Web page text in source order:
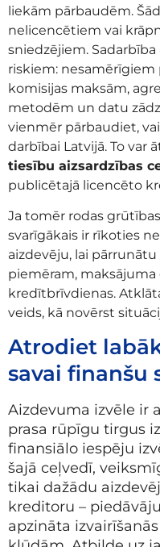
liekām pārbaudēm.
nelicencētiem vai
sniedzējiem.
riskiem:
komisijas maksām,
metodēm un datu
vienmēr pārbaudiet,
darbībai Latvijā. To var
tiesību aizsardzības
publicētajā licencēto
Ja tomēr rodas
svarīgākais ir rīkoties
aizdevēju, lai
piemēram,
kredītbrīvdienas.
veids, kā novērst
Atrodiet
savai finanšu
Aizdevuma izvēle ir
prasa rūpīgu tirgus
finansiālo iespēju
šajā ceļvedī,
tikai dažādu
kreditoru –
apzināta